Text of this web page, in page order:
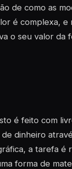
de como as
é complexa, e
o seu valor da
é feito com
dinheiro
a tarefa é
forma de